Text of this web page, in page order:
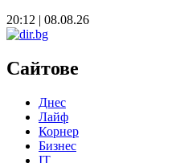
20:12 | 08.08.26
Сайтове
Днес
Лайф
Корнер
Бизнес
IT